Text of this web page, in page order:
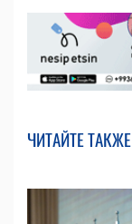
ЧИТАЙТЕ ТАКЖЕ